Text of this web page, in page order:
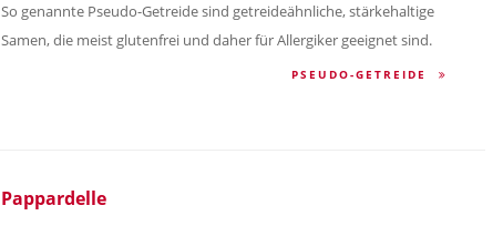
So genannte Pseudo-Getreide sind getreideähnliche, stärkehaltige
Samen, die meist glutenfrei und daher für Allergiker geeignet sind.
PSEUDO-GETREIDE
Pappardelle